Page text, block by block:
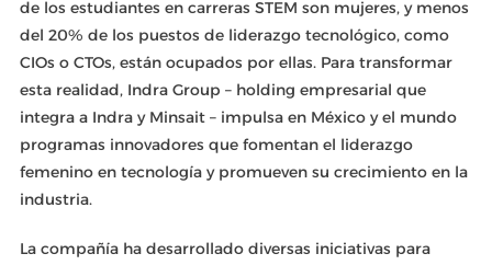
de los estudiantes en carreras STEM son mujeres, y menos
del 20% de los puestos de liderazgo tecnológico, como
CIOs o CTOs, están ocupados por ellas. Para transformar
esta realidad, Indra Group – holding empresarial que
integra a Indra y Minsait – impulsa en México y el mundo
programas innovadores que fomentan el liderazgo
femenino en tecnología y promueven su crecimiento en la
industria.
La compañía ha desarrollado diversas iniciativas para